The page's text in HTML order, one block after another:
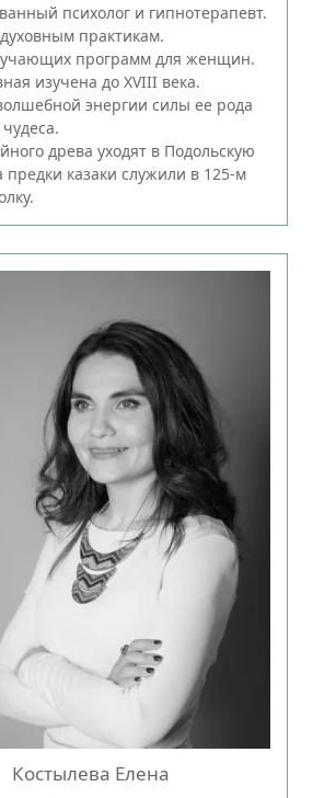
психолог и гипнотерапевт.
практикам.
программ для женщин.
изучена до XVIII века.
энергии силы ее рода
древа уходят в Подольскую
предки казаки служили в 125-м
Костылева Елена